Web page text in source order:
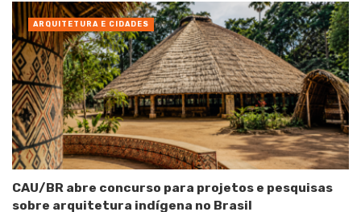
CAU/BR abre concurso para projetos e pesquisas
sobre arquitetura indígena no Brasil
ARQUITETURA E CIDADES